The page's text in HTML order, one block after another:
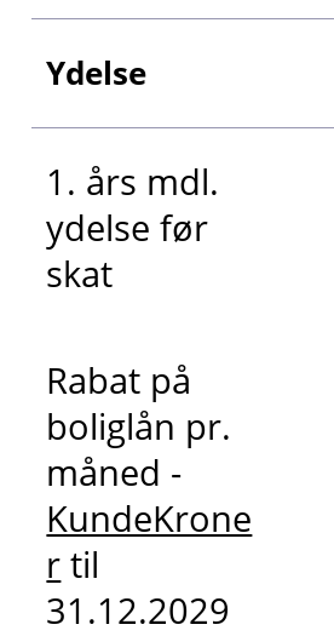
Ydelse
1. års mdl.
ydelse før
skat
Rabat på
boliglån pr.
måned -
KundeKrone
r til
31.12.2029